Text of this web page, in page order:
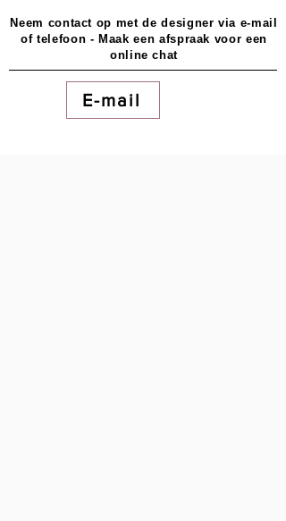
Neem contact op met de designer via e-mail
of telefoon - Maak een afspraak voor een
online chat
E-mail